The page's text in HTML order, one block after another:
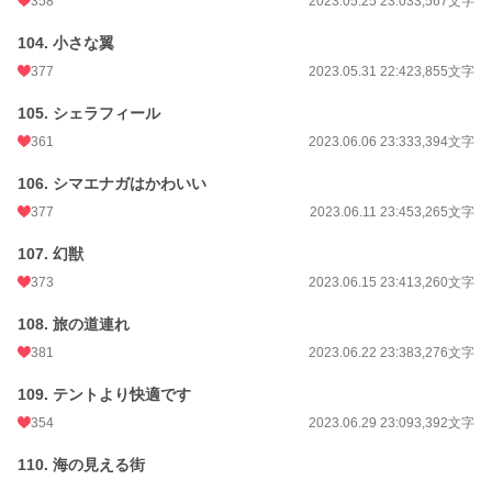
104. 小さな翼
377 2023.05.31 22:423,855文字
105. シェラフィール
361 2023.06.06 23:333,394文字
106. シマエナガはかわいい
377 2023.06.11 23:453,265文字
107. 幻獣
373 2023.06.15 23:413,260文字
108. 旅の道連れ
381 2023.06.22 23:383,276文字
109. テントより快適です
354 2023.06.29 23:093,392文字
110. 海の見える街